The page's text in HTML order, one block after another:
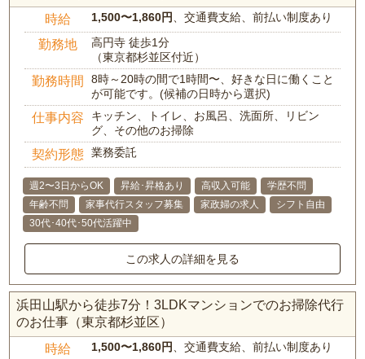
時給 1,500〜1,860円 、交通費支給、前払い制度あり
勤務地
高円寺 徒歩1分
（東京都杉並区付近）
勤務時間
8時～20時の間で1時間〜、好きな日に働くこと
が可能です。(候補の日時から選択)
仕事内容
キッチン、トイレ、お風呂、洗面所、リビン
グ、その他のお掃除
契約形態 業務委託
週2〜3日からOK 昇給･昇格あり 高収入可能
学歴不問
年齢不問
家事代行スタッフ募集 家政婦の求人
シフト自由
30代･40代･50代活躍中
この求人の詳細を見る
浜田山駅から徒歩7分！3LDKマンションでのお掃除代行
のお仕事（東京都杉並区）
時給 1,500〜1,860円 、交通費支給、前払い制度あり